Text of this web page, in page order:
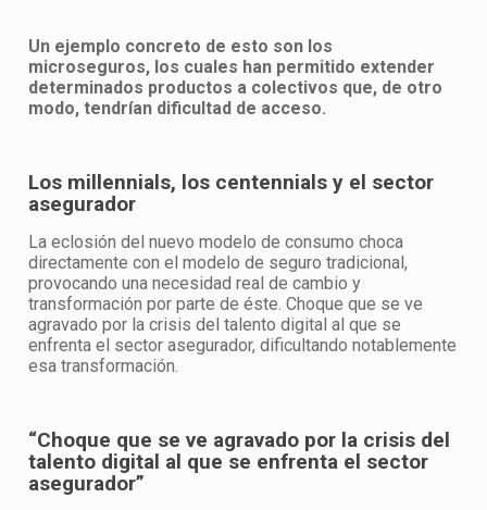
Un ejemplo concreto de esto son los
microseguros, los cuales han permitido extender
determinados productos a colectivos que, de otro
modo, tendrían dificultad de acceso.
Los millennials, los centennials y el sector
asegurador
La eclosión del nuevo modelo de consumo choca
directamente con el modelo de seguro tradicional,
provocando una necesidad real de cambio y
transformación por parte de éste. Choque que se ve
agravado por la crisis del talento digital al que se
enfrenta el sector asegurador, dificultando notablemente
esa transformación.
“Choque que se ve agravado por la crisis del
talento digital al que se enfrenta el sector
asegurador”